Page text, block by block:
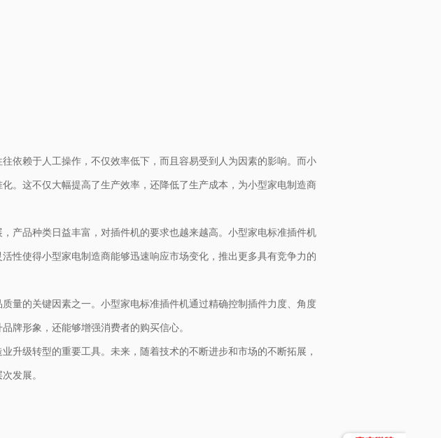
依赖于人工操作，不仅效率低下，而且容易受到人为因素的影响。而小
。这不仅大幅提高了生产效率，还降低了生产成本，为小型家电制造商
产品种类日益丰富，对插件机的要求也越来越高。小型家电标准插件机
性使得小型家电制造商能够迅速响应市场变化，推出更多具有竞争力的
量的关键因素之一。小型家电标准插件机通过精确控制插件力度、角度
牌形象，还能够增强消费者的购买信心。
升级转型的重要工具。未来，随着技术的不断进步和市场的不断拓展，
发展。